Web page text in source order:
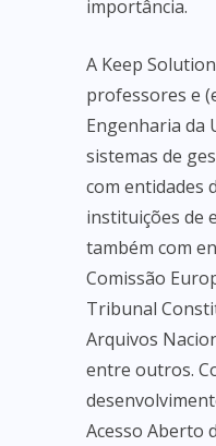
importância.
A Keep
professores e
Engenharia da
sistemas de
com entidades
instituições de
também com
Comissão
Tribunal
Arquivos
entre outros.
Acesso Aberto